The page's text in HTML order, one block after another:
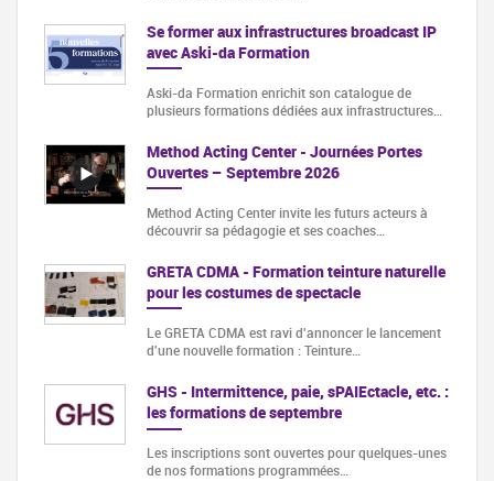
Se former aux infrastructures broadcast IP
avec Aski-da Formation
Aski-da Formation enrichit son catalogue de
plusieurs formations dédiées aux infrastructures…
Method Acting Center - Journées Portes
Ouvertes – Septembre 2026
Method Acting Center invite les futurs acteurs à
découvrir sa pédagogie et ses coaches…
GRETA CDMA - Formation teinture naturelle
pour les costumes de spectacle
Le GRETA CDMA est ravi d'annoncer le lancement
d'une nouvelle formation : Teinture…
GHS - Intermittence, paie, sPAIEctacle, etc. :
les formations de septembre
Les inscriptions sont ouvertes pour quelques-unes
de nos formations programmées…